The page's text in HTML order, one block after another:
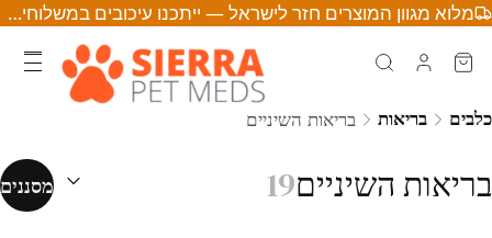
מלוא מגוון המוצרים חזר לישראל — ייתכנו עיכובים במשלוחים • לחצו לפרטים
כלבים בריאות בריאות השיניים
בריאות השיניים19 מיון לפי:
מסננים